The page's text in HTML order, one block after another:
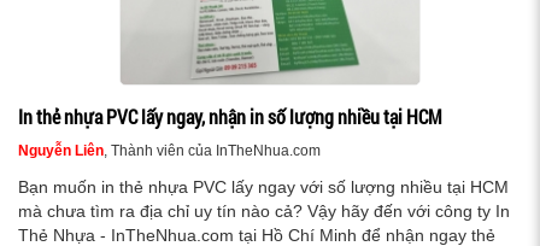
In thẻ nhựa PVC lấy ngay, nhận in số lượng nhiều tại HCM
Nguyễn Liên, Thành viên của InTheNhua.com
Bạn muốn in thẻ nhựa PVC lấy ngay với số lượng nhiều tại HCM
mà chưa tìm ra địa chỉ uy tín nào cả? Vậy hãy đến với công ty In
Thẻ Nhựa - InTheNhua.com tại Hồ Chí Minh để nhận ngay thẻ